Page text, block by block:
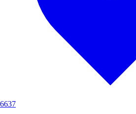
6637